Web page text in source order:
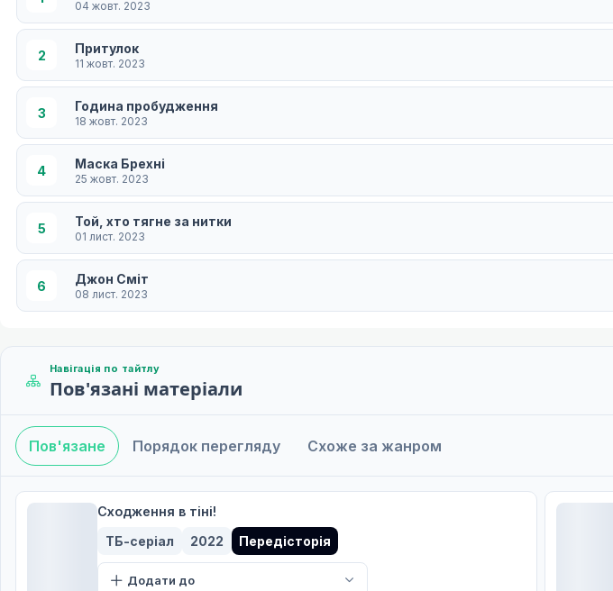
04 жовт. 2023
2 Притулок
11 жовт. 2023
3 Година пробудження
18 жовт. 2023
4 Маска Брехні
25 жовт. 2023
5 Той, хто тягне за нитки
01 лист. 2023
6 Джон Сміт
08 лист. 2023
Сльози Дракона
Ключ
29 лист. 2023
Птах у клітці
Рішення
13 груд. 2023
Навігація по тайтлу
Пов'язані матеріали
Пов'язане Порядок перегляду Схоже за жанром
Сходження в тіні!
ТБ-серіал
2022 Передісторія
Додати до